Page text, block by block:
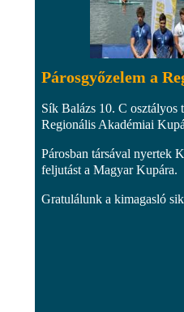
Párosgyőzelem a
Sík Balázs 10. C osztályos
Regionális Akadémiai
Párosban társával nyertek
feljutást a Magyar Kupára.
Gratulálunk a kimagasló